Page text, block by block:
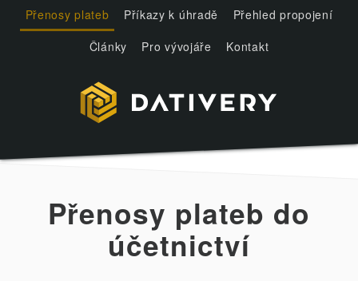
Přenosy plateb Příkazy k úhradě
Přehled propojení
Články
Pro vývojáře Kontakt
Přenosy plateb do
účetnictví